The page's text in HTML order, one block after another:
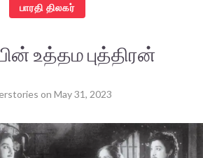
பாரதி திலகர்
உத்தம புத்திரன்
on May 31, 2023